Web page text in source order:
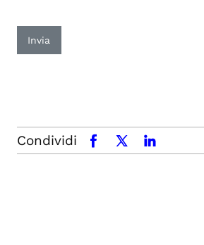
Invia
Condividi facebookx.comlinkedin